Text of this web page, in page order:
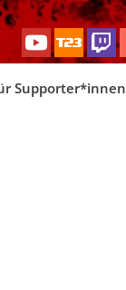
Supporter*innen